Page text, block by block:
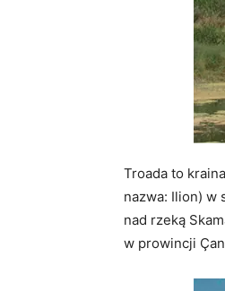
Troada to
nazwa: Ilion) w
nad rzeką
w prowincji